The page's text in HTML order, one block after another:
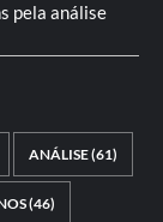
pela análise
ANÁLISE(61)
(46)